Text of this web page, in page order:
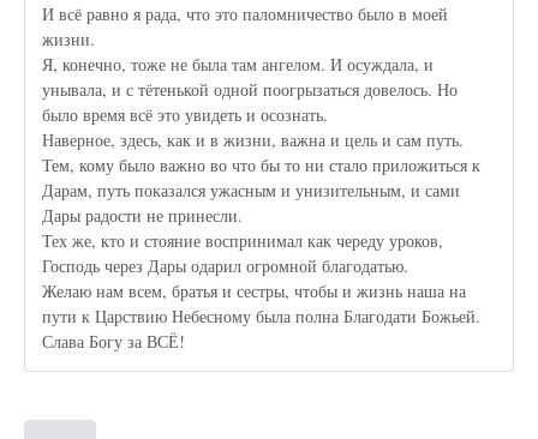
И всё равно я рада, что это паломничество было в моей
жизни.
Я, конечно, тоже не была там ангелом. И осуждала, и
унывала, и с тётенькой одной поогрызаться довелось. Но
было время всё это увидеть и осознать.
Наверное, здесь, как и в жизни, важна и цель и сам путь.
Тем, кому было важно во что бы то ни стало приложиться к
Дарам, путь показался ужасным и унизительным, и сами
Дары радости не принесли.
Тех же, кто и стояние воспринимал как череду уроков,
Господь через Дары одарил огромной благодатью.
Желаю нам всем, братья и сестры, чтобы и жизнь наша на
пути к Царствию Небесному была полна Благодати Божьей.
Слава Богу за ВСЁ!